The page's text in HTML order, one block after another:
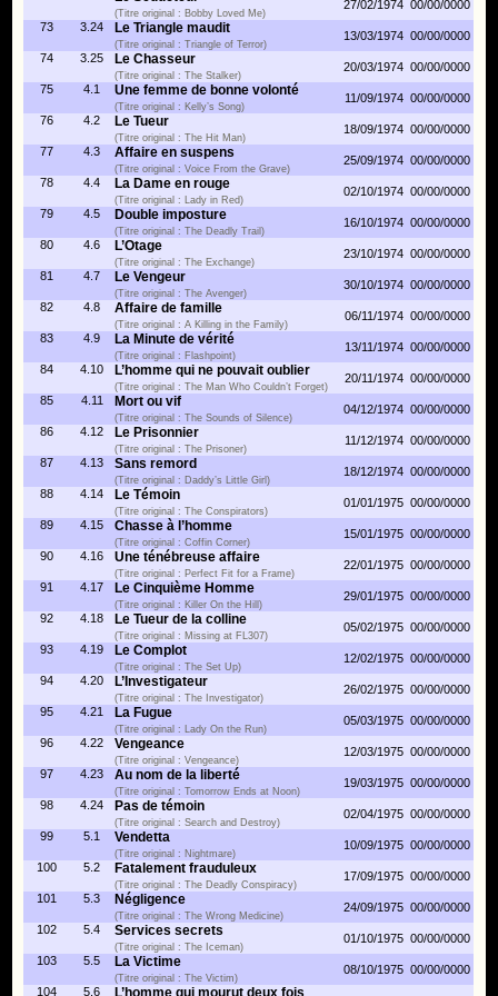
(Titre original : Bobby Loved Me)
27/02/1974 00/00/0000
73
3.24 Le Triangle maudit
(Titre original : Triangle of Terror)
13/03/1974 00/00/0000
74
3.25 Le Chasseur
(Titre original : The Stalker)
20/03/1974 00/00/0000
75
4.1 Une femme de bonne volonté
(Titre original : Kelly’s Song)
11/09/1974 00/00/0000
76
4.2 Le Tueur
(Titre original : The Hit Man)
18/09/1974 00/00/0000
77
4.3 Affaire en suspens
(Titre original : Voice From the Grave)
25/09/1974 00/00/0000
78
4.4 La Dame en rouge
(Titre original : Lady in Red)
02/10/1974 00/00/0000
79
4.5 Double imposture
(Titre original : The Deadly Trail)
16/10/1974 00/00/0000
80
4.6 L’Otage
(Titre original : The Exchange)
23/10/1974 00/00/0000
81
4.7 Le Vengeur
(Titre original : The Avenger)
30/10/1974 00/00/0000
82
4.8 Affaire de famille
(Titre original : A Killing in the Family)
06/11/1974 00/00/0000
83
4.9 La Minute de vérité
(Titre original : Flashpoint)
13/11/1974 00/00/0000
84
4.10 L’homme qui ne pouvait oublier
(Titre original : The Man Who Couldn’t Forget)
20/11/1974 00/00/0000
85
4.11 Mort ou vif
(Titre original : The Sounds of Silence)
04/12/1974 00/00/0000
86
4.12 Le Prisonnier
(Titre original : The Prisoner)
11/12/1974 00/00/0000
87
4.13 Sans remord
(Titre original : Daddy’s Little Girl)
18/12/1974 00/00/0000
88
4.14 Le Témoin
(Titre original : The Conspirators)
01/01/1975 00/00/0000
89
4.15 Chasse à l’homme
(Titre original : Coffin Corner)
15/01/1975 00/00/0000
90
4.16 Une ténébreuse affaire
(Titre original : Perfect Fit for a Frame)
22/01/1975 00/00/0000
91
4.17 Le Cinquième Homme
(Titre original : Killer On the Hill)
29/01/1975 00/00/0000
92
4.18 Le Tueur de la colline
(Titre original : Missing at FL307)
05/02/1975 00/00/0000
93
4.19 Le Complot
(Titre original : The Set Up)
12/02/1975 00/00/0000
94
4.20 L’Investigateur
(Titre original : The Investigator)
26/02/1975 00/00/0000
95
4.21 La Fugue
(Titre original : Lady On the Run)
05/03/1975 00/00/0000
96
4.22 Vengeance
(Titre original : Vengeance)
12/03/1975 00/00/0000
97
4.23 Au nom de la liberté
(Titre original : Tomorrow Ends at Noon)
19/03/1975 00/00/0000
98
4.24 Pas de témoin
(Titre original : Search and Destroy)
02/04/1975 00/00/0000
99
5.1 Vendetta
(Titre original : Nightmare)
10/09/1975 00/00/0000
100
5.2 Fatalement frauduleux
(Titre original : The Deadly Conspiracy)
17/09/1975 00/00/0000
101
5.3 Négligence
(Titre original : The Wrong Medicine)
24/09/1975 00/00/0000
102
5.4 Services secrets
(Titre original : The Iceman)
01/10/1975 00/00/0000
103
5.5 La Victime
(Titre original : The Victim)
08/10/1975 00/00/0000
104
5.6 L’homme qui mourut deux fois